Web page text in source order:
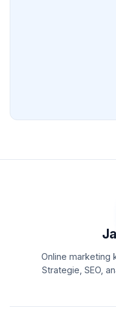
Online marketing
Strategie, SEO,